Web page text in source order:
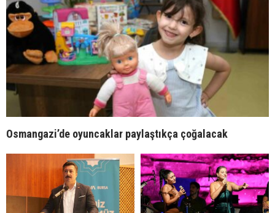
Osmangazi’de oyuncaklar paylaştıkça çoğalacak